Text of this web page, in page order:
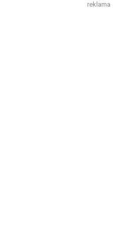
reklama